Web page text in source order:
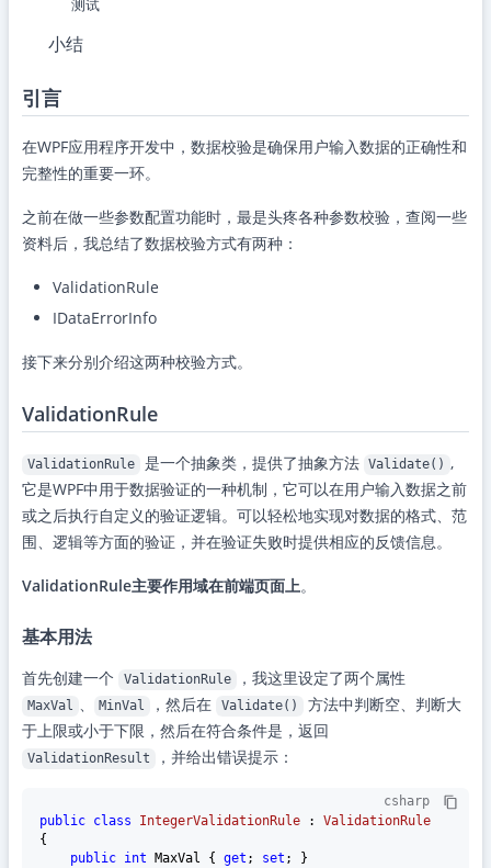
测试
小结
引言
在WPF应用程序开发中，数据校验是确保用户输入数据的正确性和
完整性的重要一环。
之前在做一些参数配置功能时，最是头疼各种参数校验，查阅一些
资料后，我总结了数据校验方式有两种：
ValidationRule
IDataErrorInfo
接下来分别介绍这两种校验方式。
ValidationRule
ValidationRule 是一个抽象类，提供了抽象方法 Validate() ,
它是WPF中用于数据验证的一种机制，它可以在用户输入数据之前
或之后执行自定义的验证逻辑。可以轻松地实现对数据的格式、范
围、逻辑等方面的验证，并在验证失败时提供相应的反馈信息。
ValidationRule主要作用域在前端页面上。
基本用法
首先创建一个 ValidationRule ，我这里设定了两个属性
MaxVal 、 MinVal ，然后在 Validate()
方法中判断空、判断大
于上限或小于下限，然后在符合条件是，返回
ValidationResult ，并给出错误提示：
csharp
public class IntegerValidationRule : ValidationRule
{
public int MaxVal { get ; set ; }